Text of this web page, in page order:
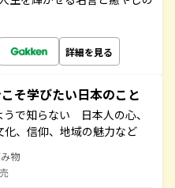
詳細を見る
そ学びたい日本のこと
うで知らない 日本人の心、
化、信仰、地域の魅力など
物